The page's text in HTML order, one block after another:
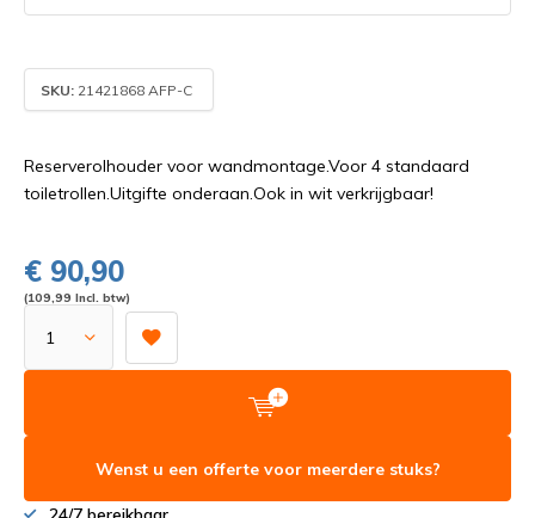
SKU: 21421868 AFP-C
Reserverolhouder voor wandmontage.Voor 4 standaard
toiletrollen.Uitgifte onderaan.Ook in wit verkrijgbaar!
€ 90,90
(109,99 Incl. btw)
Wenst u een offerte voor meerdere stuks?